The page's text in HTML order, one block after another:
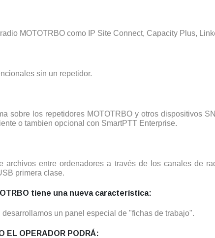
MOTOTRBO como IP Site Connect, Capacity Plus,
sin un repetidor.
sobre los repetidores MOTOTRBO y otros dispositivos
o tambien opcional con SmartPTT Enterprise.
archivos entre ordenadores a través de los canales de
primera clase.
tiene una nueva característica:
un panel especial de "fichas de trabajo".
EL OPERADOR PODRÁ: